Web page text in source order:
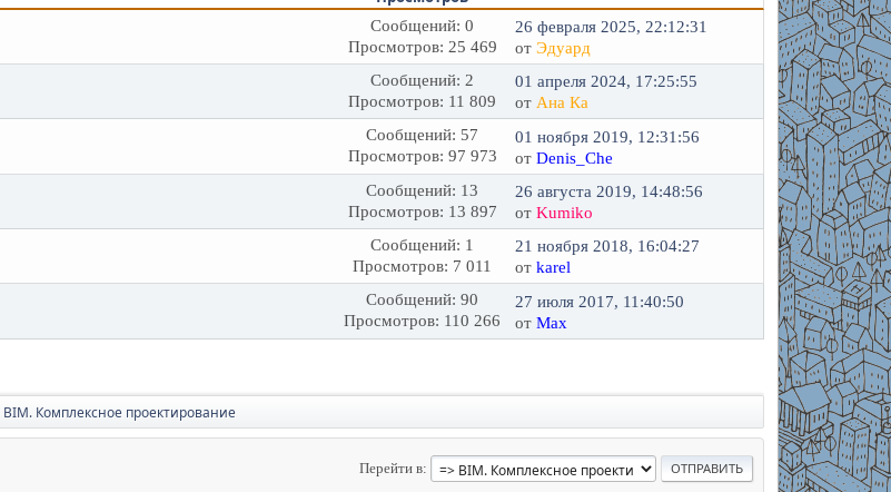
Сообщений: 0
Просмотров: 25 469
26 февраля 2025, 22:12:31
отЭдуард
Сообщений: 2
Просмотров: 11 809
01 апреля 2024, 17:25:55
от Ана Ка
Сообщений: 57
Просмотров: 97 973
01 ноября 2019, 12:31:56
отDenis_Che
Сообщений: 13
Просмотров: 13 897
26 августа 2019, 14:48:56
отKumiko
Сообщений: 1
Просмотров: 7 011
21 ноября 2018, 16:04:27
отkarel
Сообщений: 90
Просмотров: 110 266
27 июля 2017, 11:40:50
отMax
BIM. Комплексное проектирование
Перейти в